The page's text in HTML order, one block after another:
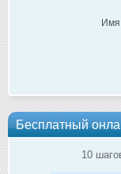
Бесплатный
10